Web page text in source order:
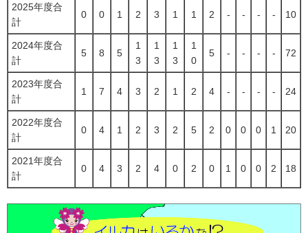
2025年度合
計
0 0 1 2 3 1 1 2 - - - - 10
2024年度合
計
5 8 5
1
3
1
3
1
3
1
0
5 - - - - 72
2023年度合
計
1 7 4 3 2 1 2 4 - - - - 24
2022年度合
計
0 4 1 2 3 2 5 2 0 0 0 1 20
2021年度合
計
0 4 3 2 4 0 2 0 1 0 0 2 18